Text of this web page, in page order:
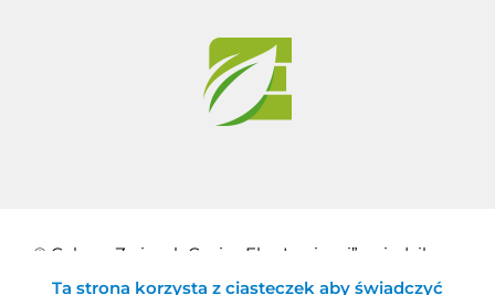
© Celowy Związek Gmin „Eko-Logiczni” z siedzibą w
Błażowej
Ta strona korzysta z ciasteczek aby świadczyć